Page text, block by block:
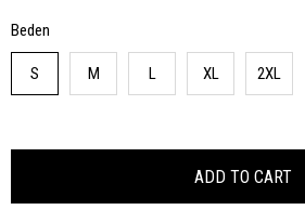
Beden
S M L XL 2XL